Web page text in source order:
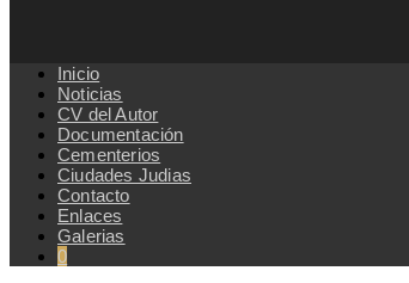
Inicio
Noticias
CV del Autor
Documentación
Cementerios
Ciudades Judias
Contacto
Enlaces
Galerias
0